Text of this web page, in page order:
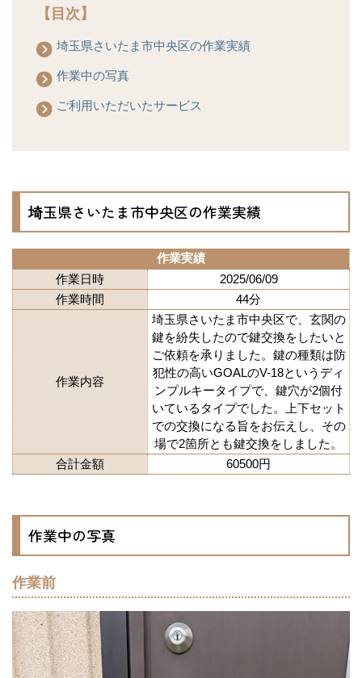
【目次】
埼玉県さいたま市中央区の作業実績
作業中の写真
ご利用いただいたサービス
埼玉県さいたま市中央区の作業実績
作業実績
作業日時
2025/06/09
作業時間
44分
作業内容
埼玉県さいたま市中央区で、玄関の
鍵を紛失したので鍵交換をしたいと
ご依頼を承りました。鍵の種類は防
犯性の高いGOALのV-18というディ
ンプルキータイプで、鍵穴が2個付
いているタイプでした。上下セット
での交換になる旨をお伝えし、その
場で2箇所とも鍵交換をしました。
合計金額
60500円
作業中の写真
作業前